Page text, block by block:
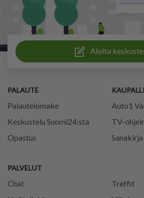
Aloita
PALAUTE
Palautelomake
Keskustelu Suomi24:sta
Opastus
PALVELUT
Chat
Treffit
Auto1
TV-
Sanakirja